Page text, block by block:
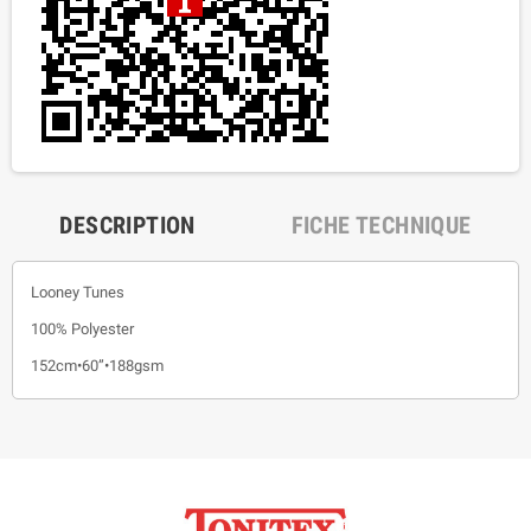
DESCRIPTION FICHE TECHNIQUE
Looney Tunes
100% Polyester
152cm•60”•188gsm